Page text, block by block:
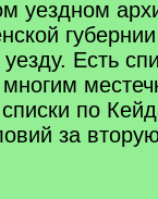
уездном
Есть
по
за